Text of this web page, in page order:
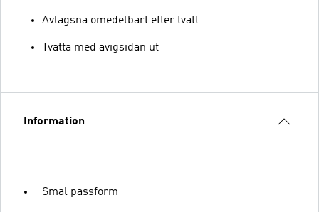
Avlägsna omedelbart efter tvätt
Tvätta med avigsidan ut
Information
Smal passform